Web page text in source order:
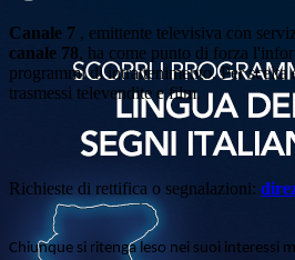
Canale 7 , emittente televisiva con
canale 78, ha come punto di forza
programmi di intrattenimento. Per
trasmessi televendite e film.
Richieste di rettifica o segnalazioni:
Chiunque si ritenga leso nei suoi interessi